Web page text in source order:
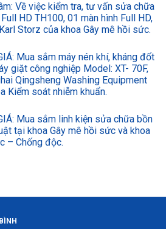
Về việc kiểm tra, tư vấn sửa chữa
HD TH100, 01 màn hình Full HD,
Storz của khoa Gây mê hồi sức.
Mua sắm máy nén khí, kháng đốt
giặt công nghiệp Model: XT- 70F,
Qingsheng Washing Equipment
Kiểm soát nhiễm khuẩn.
Mua sắm linh kiện sửa chữa bồn
tại khoa Gây mê hồi sức và khoa
– Chống độc.